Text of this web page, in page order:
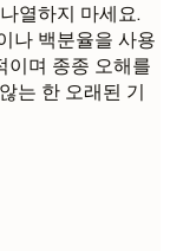
열하지 마세요.
나 백분율을 사용
이며 종종 오해를
는 한 오래된 기